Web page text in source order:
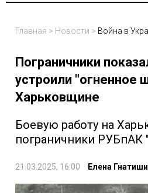
Главная > Новости > Война в
Пограничники
устроили "огненное
Харьковщине
Боевую работу на
пограничники РУБпАК
21.03.2025, 16:00 Елена